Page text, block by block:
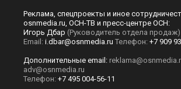
Реклама, спецпроекты и иное
osnmedia.ru, ОСН-ТВ и пресс-центре ОСН:
Игорь Дбар (Руководитель отдела продаж)
Email: i.dbar@osnmedia.ru Телефон: +7 909
Дополнительные email:
adv@osnmedia.ru
Телефон: +7 495 004-56-11